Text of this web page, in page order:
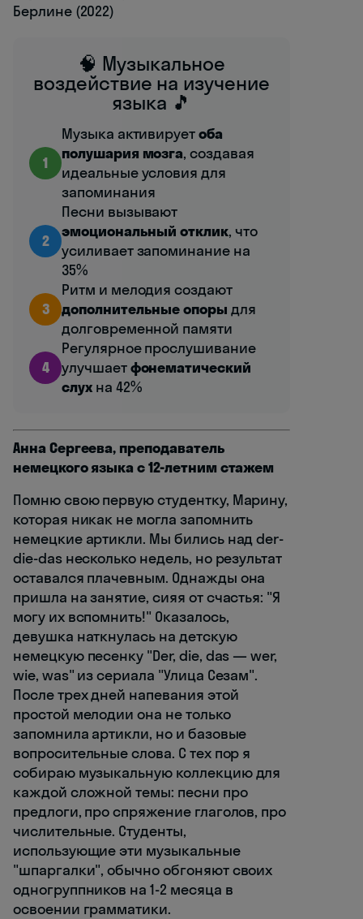
Берлине (2022)
🧠 Музыкальное
воздействие на изучение
языка 🎵
1
Музыка активируетоба
полушария мозга, создавая
идеальные условия для
запоминания
2
Песни вызывают
эмоциональный отклик, что
усиливает запоминание на
35%
3
Ритм и мелодия создают
дополнительные опоры для
долговременной памяти
4
Регулярное прослушивание
улучшаетфонематический
слухна 42%
Анна Сергеева, преподаватель
немецкого языка с 12-летним стажем
Помню свою первую студентку, Марину,
которая никак не могла запомнить
немецкие артикли. Мы бились над der-
die-das несколько недель, но результат
оставался плачевным. Однажды она
пришла на занятие, сияя от счастья: "Я
могу их вспомнить!" Оказалось,
девушка наткнулась на детскую
немецкую песенку "Der, die, das — wer,
wie, was" из сериала "Улица Сезам".
После трех дней напевания этой
простой мелодии она не только
запомнила артикли, но и базовые
вопросительные слова. С тех пор я
собираю музыкальную коллекцию для
каждой сложной темы: песни про
предлоги, про спряжение глаголов, про
числительные. Студенты,
использующие эти музыкальные
"шпаргалки", обычно обгоняют своих
одногруппников на 1-2 месяца в
освоении грамматики.